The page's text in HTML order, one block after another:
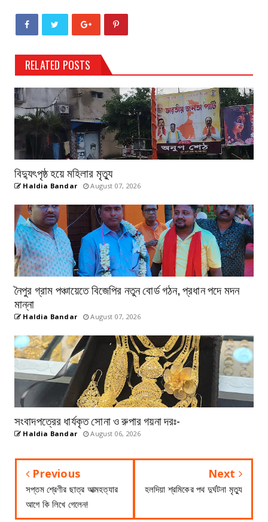
RELATED POSTS
বিদ্যুৎপৃষ্ঠ হয়ে মহিলার মৃত্যু
Haldia Bandar August 07, 2026
নৈপুর গ্রাম পঞ্চায়েতে বিজেপির নতুন বোর্ড গঠন, প্রধান পদে মদন
মান্না
Haldia Bandar August 07, 2026
সংবাদপত্রের ধার্যকৃত সোনা ও রুপার গয়না দরঃ-
Haldia Bandar August 06, 2026
Previous
সপ্তম শ্রেণীর ছাত্র আত্মহত্যার
আগে কি লিখে গেলেন!
Next
হলদিয়া শ্রমিকের পথ দুর্ঘটনা মৃত্যু